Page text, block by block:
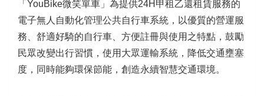
「YouBike微笑單車」為提供24H甲租乙還租賃服務的
電子無人自動化管理公共自行車系統，以優質的營運服
務、舒適好騎的自行車、方便註冊與使用之特點，鼓勵
民眾改變出行習慣，使用大眾運輸系統，降低交通壅塞
度，同時能夠環保節能，創造永續智慧交通環境。